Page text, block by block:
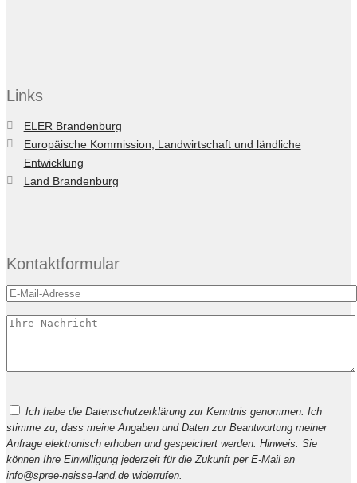
Links
ELER Brandenburg
Europäische Kommission, Landwirtschaft und ländliche
Entwicklung
Land Brandenburg
Kontaktformular
lasse
Feld
leer.
Ich habe die Datenschutzerklärung zur Kenntnis genommen. Ich
stimme zu, dass meine Angaben und Daten zur Beantwortung meiner
Anfrage elektronisch erhoben und gespeichert werden. Hinweis: Sie
können Ihre Einwilligung jederzeit für die Zukunft per E-Mail an
info@spree-neisse-land.de widerrufen.